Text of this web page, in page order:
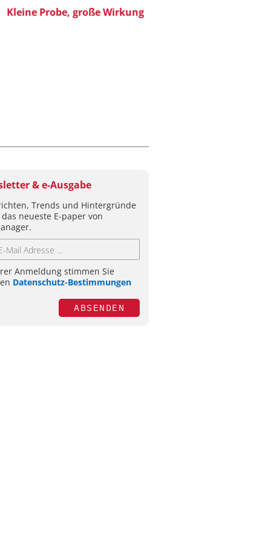
Probe, große Wirkung
& e-Ausgabe
Trends und Hintergründe
neueste E-paper von
Anmeldung stimmen Sie
Datenschutz-Bestimmungen
ABSENDEN